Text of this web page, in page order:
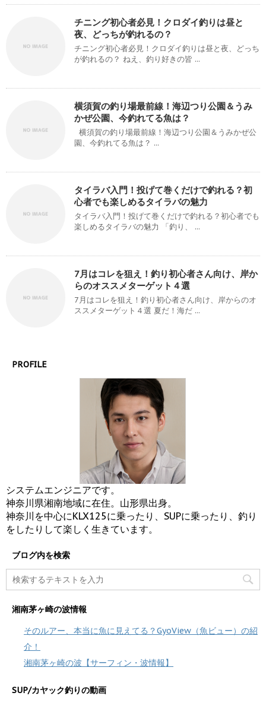
チニング初心者必見！クロダイ釣りは昼と
夜、どっちが釣れるの？
チニング初心者必見！クロダイ釣りは昼と夜、どっち
が釣れるの？ ねえ、釣り好きの皆 ...
横須賀の釣り場最前線！海辺つり公園＆うみ
かぜ公園、今釣れてる魚は？
横須賀の釣り場最前線！海辺つり公園＆うみかぜ公
園、今釣れてる魚は？ ...
タイラバ入門！投げて巻くだけで釣れる？初
心者でも楽しめるタイラバの魅力
タイラバ入門！投げて巻くだけで釣れる？初心者でも
楽しめるタイラバの魅力 「釣り、 ...
7月はコレを狙え！釣り初心者さん向け、岸か
らのオススメターゲット４選
7月はコレを狙え！釣り初心者さん向け、岸からのオ
ススメターゲット４選 夏だ！海だ ...
PROFILE
システムエンジニアです。
神奈川県湘南地域に在住。山形県出身。
神奈川を中心にKLX125に乗ったり、SUPに乗ったり、釣り
をしたりして楽しく生きています。
ブログ内を検索
湘南茅ヶ崎の波情報
そのルアー、本当に魚に見えてる？GyoView（魚ビュー）の紹
介！
湘南茅ヶ崎の波【サーフィン・波情報】
SUP/カヤック釣りの動画